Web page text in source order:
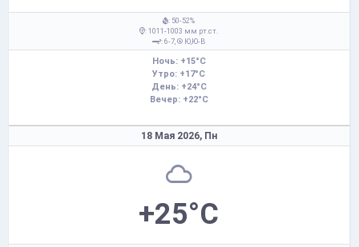
: 50-52%
: 1011-1003 мм рт.ст.
: 6-7,
Ю,Ю-В
Ночь: +15°C
Утро: +17°C
День: +24°C
Вечер: +22°C
18 Мая 2026, Пн
+25°C